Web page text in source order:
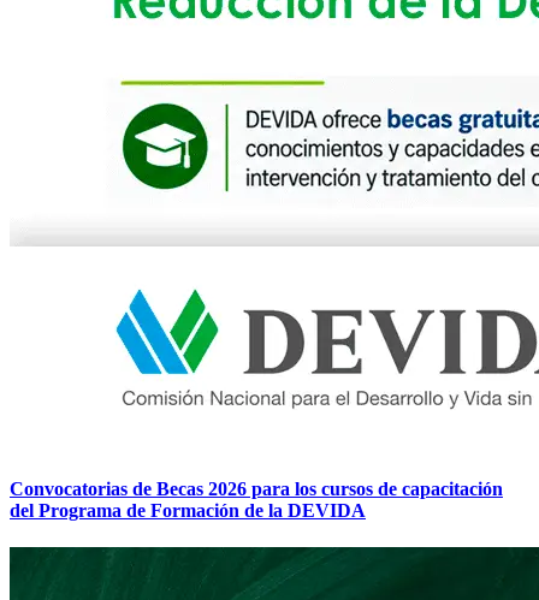
Convocatorias de Becas 2026 para los cursos de capacitación
del Programa de Formación de la DEVIDA